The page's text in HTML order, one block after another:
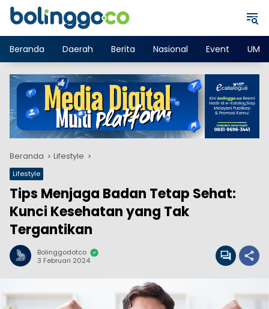
Langsung
Beranda
Daerah Berita Nasional Event
Beranda Lifestyle
Lifestyle
Tips Menjaga Badan Tetap Sehat:
Kunci Kesehatan yang Tak
Tergantikan
Bolinggodotco
3 Februari 2024